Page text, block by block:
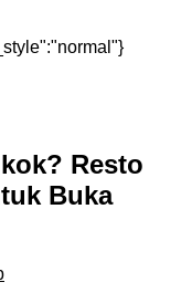
Resto
Buka